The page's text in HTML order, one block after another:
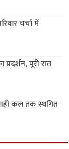
चर्चा में
पूरी रात
कल तक स्थगित